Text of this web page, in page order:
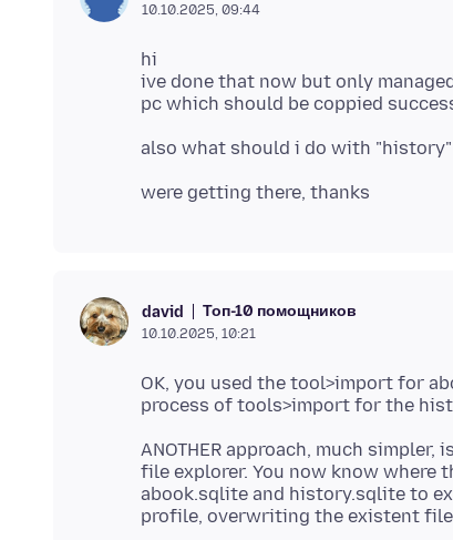
10.10.2025, 09:44
hi
ive done that now but only
david Топ-10 помощников
10.10.2025, 10:21
OK, you used the tool>import for
ANOTHER approach, much
file explorer. You now know
abook.sqlite and history.sqlite to